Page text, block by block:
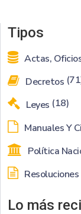
Tipos
Actas,
Decretos
Leyes (18)
Manuales Y
Política
Resoluciones
Lo más